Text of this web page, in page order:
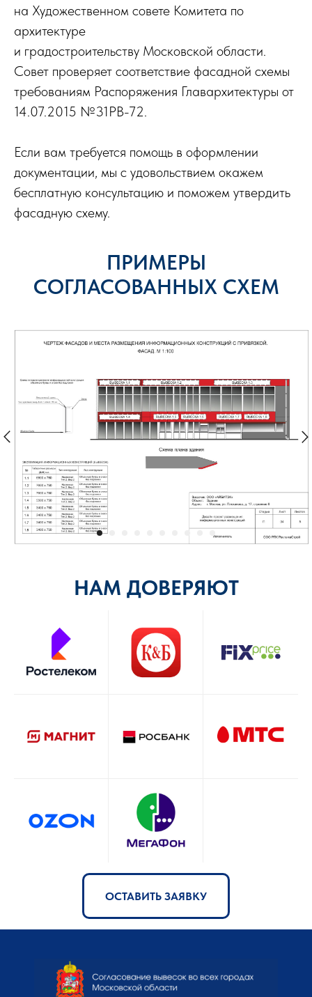
на Художественном совете Комитета по
архитектуре
и градостроительству Московской области.
Совет проверяет соответствие фасадной схемы
требованиям Распоряжения Главархитектуры от
14.07.2015 №31РВ-72.
Если вам требуется помощь в оформлении
документации, мы с удовольствием окажем
бесплатную консультацию и поможем утвердить
фасадную схему.
ПРИМЕРЫ
СОГЛАСОВАННЫХ СХЕМ
НАМ ДОВЕРЯЮТ
ОСТАВИТЬ ЗАЯВКУ